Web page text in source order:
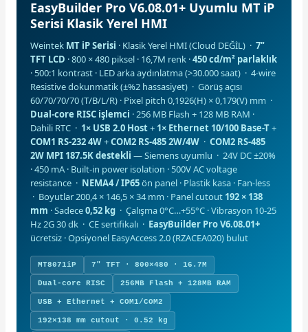
Yol Vericiler
Pako Şalterler
EasyBuilder Pro V6.08.01+ Uyumlu MT iP
Serisi Klasik Yerel HMI
Weintek MT iP Serisi · Klasik Yerel HMI (Cloud DEĞİL) · 7"
TFT LCD · 800 × 480 piksel · 16,7M renk ·450 cd/m² parlaklık
· 500:1 kontrast · LED arka aydınlatma (>30.000 saat) · 4-wire
Resistive dokunmatik (±%2 hassasiyet) · Görüş açısı
60/70/70/70 (T/B/L/R) · Pixel pitch 0,1926(H) × 0,179(V) mm ·
Dual-core RISC işlemci · 256 MB Flash + 128 MB RAM ·
Dahili RTC · 1× USB 2.0 Host+ 1× Ethernet 10/100 Base-T+
COM1 RS-232 4W+COM2 RS-485 2W/4W · COM2 RS-485
2W MPI 187.5K destekli — Siemens uyumlu · 24V DC ±20%
· 450 mA · Built-in power isolation · 500V AC voltage
resistance · NEMA4 / IP65ön panel · Plastik kasa · Fan-less
· Boyutlar 200,4 × 146,5 × 34 mm · Panel cutout 192 × 138
mm · Sadece0,52 kg · Çalışma 0°C…+55°C · Vibrasyon 10-25
Hz 2G 30 dk · CE sertifikalı · EasyBuilder Pro V6.08.01+
ücretsiz · Opsiyonel EasyAccess 2.0 (RZACEA020) bulut
MT8071iP 7" TFT · 800×480 · 16.7M
Dual-core RISC 256MB Flash + 128MB RAM
USB + Ethernet + COM1/COM2
192×138 mm cutout · 0.52 kg